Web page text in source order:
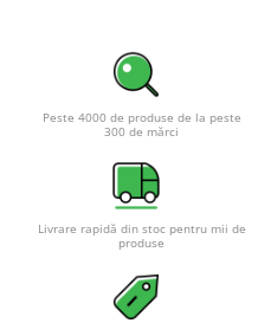
Sisteme fotovoltaice complete
Sisteme fotovoltaice de putere
mica (rulota/caravan/case de
Pachete sisteme fotovoltaice
Statii de incarcare vehicule
Statii de incarcare
Cabluri de incarcare vehicule
Peste 4000 de produse de la peste
300 de mărci
Livrare rapidă din stoc pentru mii de
produse